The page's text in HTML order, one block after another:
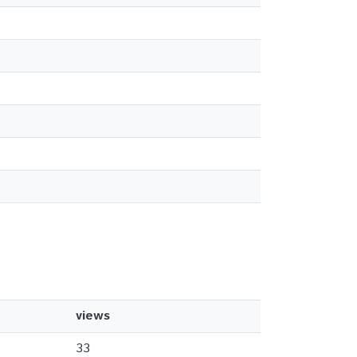
views
33